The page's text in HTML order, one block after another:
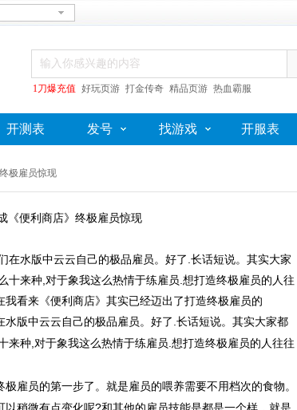
1刀爆充值 好玩页游 打金传奇 精品页游 热血霸服
开测表 发号 找游戏 开服表
极雇员惊现
《便利商店》终极雇员惊现
在水版中云云自己的极品雇员。好了.长话短说。其实大家
十来种,对于象我这么热情于练雇员.想打造终极雇员的人往
看来《便利商店》其实已经迈出了打造终极雇员的
水版中云云自己的极品雇员。好了.长话短说。其实大家都
来种,对于象我这么热情于练雇员.想打造终极雇员的人往往
雇员的第一步了。就是雇员的喂养需要不用档次的食物。